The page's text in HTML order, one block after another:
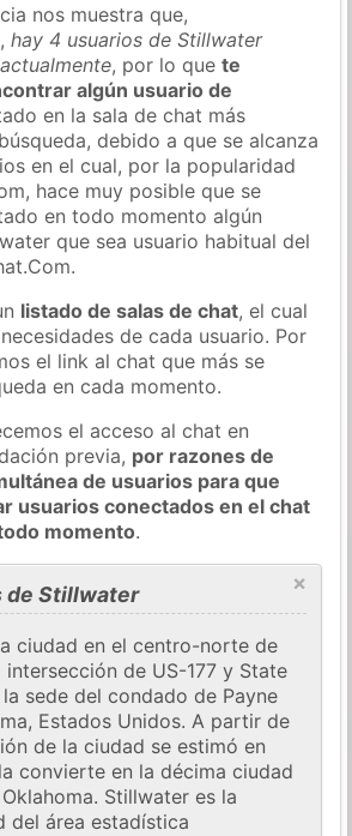
nos muestra que,
,hay 4 usuarios de Stillwater
, por lo quete
algún usuario de
en la sala de chat más
debido a que se alcanza
en el cual, por la popularidad
hace muy posible que se
en todo momento algún
que sea usuario habitual del
listado de salas de chat, el cual
de cada usuario. Por
el link al chat que más se
en cada momento.
el acceso al chat en
previa, por razones de
de usuarios para que
usuarios conectados en el chat
momento.
×
de Stillwater
ciudad en el centro-norte de
intersección de US-177 y State
la sede del condado de Payne
Estados Unidos. A partir de
de la ciudad se estimó en
convierte en la décima ciudad
Stillwater es la
del área estadística